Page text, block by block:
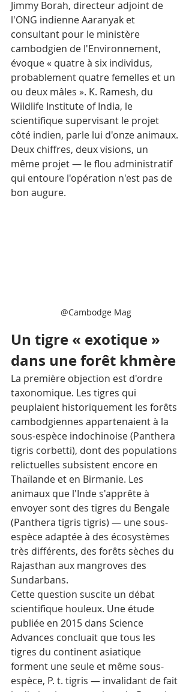
Jimmy Borah, directeur adjoint de
l'ONG indienne Aaranyak et
consultant pour le ministère
cambodgien de l'Environnement,
évoque « quatre à six individus,
probablement quatre femelles et un
ou deux mâles ». K. Ramesh, du
Wildlife Institute of India, le
scientifique supervisant le projet
côté indien, parle lui d'onze animaux.
Deux chiffres, deux visions, un
même projet — le flou administratif
qui entoure l'opération n'est pas de
bon augure.
@Cambodge Mag
Un tigre « exotique »
dans une forêt khmère
La première objection est d'ordre
taxonomique. Les tigres qui
peuplaient historiquement les forêts
cambodgiennes appartenaient à la
sous-espèce indochinoise (Panthera
tigris corbetti), dont des populations
relictuelles subsistent encore en
Thaïlande et en Birmanie. Les
animaux que l'Inde s'apprête à
envoyer sont des tigres du Bengale
(Panthera tigris tigris) — une sous-
espèce adaptée à des écosystèmes
très différents, des forêts sèches du
Rajasthan aux mangroves des
Sundarbans.
Cette question suscite un débat
scientifique houleux. Une étude
publiée en 2015 dans Science
Advances concluait que tous les
tigres du continent asiatique
forment une seule et même sous-
espèce, P. t. tigris — invalidant de fait